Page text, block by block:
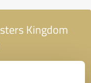
Kingdom